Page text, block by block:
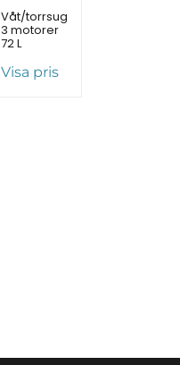
Våt/torrsug
3 motorer
72 L
Visa pris